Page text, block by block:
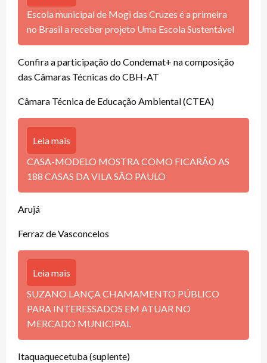
Escola municipal de Mogi das Cruzes é a primeira
no Brasil a receber projeto Uma Escola Sustentável
Confira a participação do Condemat+ na composição
das Câmaras Técnicas do CBH-AT
Câmara Técnica de Educação Ambiental (CTEA)
Leia mais
CASA-MODELO MOSTRA COMO FICARÃO AS
188 CASAS DA VILA SÃO PAULO
Arujá
Ferraz de Vasconcelos
Leia mais
SUZANO LANÇA CHAMAMENTO PÚBLICO
PARA INTERESSADOS EM ATUAR NO
MERCADO MUNICIPAL
Itaquaquecetuba (suplente)